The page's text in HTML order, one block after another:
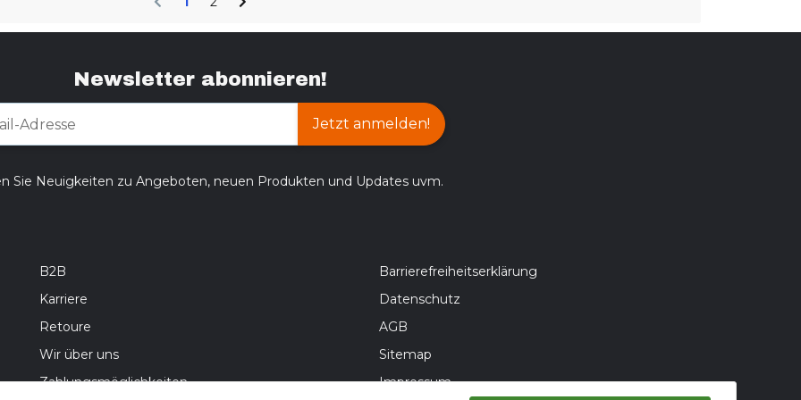
Newsletter abonnieren!
Jetzt anmelden!
Sie Neuigkeiten zu Angeboten, neuen Produkten und Updates uvm.
B2B
Karriere
Retoure
Wir über uns
Zahlungsmöglichkeiten
Barrierefreiheitserklärung
Datenschutz
AGB
Sitemap
Impressum